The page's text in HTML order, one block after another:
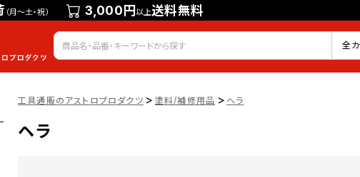
（月～土・祝） 3,000円以上送料無料
会員登録 ログイン お気に入り
全カ
工具通販のアストロプロダクツ > 塗料/補修用品 > ヘラ
ヘラ